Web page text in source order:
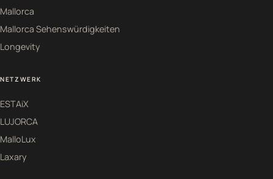
Mallorca
Mallorca Sehenswürdigkeiten
Longevity
NETZWERK
ESTAiX
LUJORCA
MalloLux
Laxary